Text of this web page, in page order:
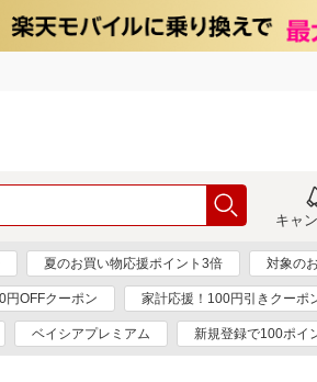
キャ
夏のお買い物応援ポイント3倍 対象の
円OFFクーポン 家計応援！100円引きクーポ
ベイシアプレミアム 新規登録で100ポイ